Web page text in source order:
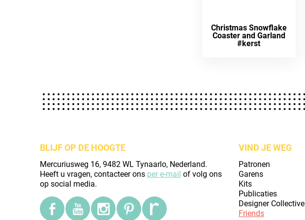
Christmas Snowflake
Coaster and Garland
#kerst
BLIJF OP DE HOOGTE
Mercuriusweg 16, 9482 WL Tynaarlo, Nederland.
Heeft u vragen, contacteer ons per e-mail of volg ons
op social media.
VIND JE WEG
Patronen
Garens
Kits
Publicaties
Designer Collective
Friends